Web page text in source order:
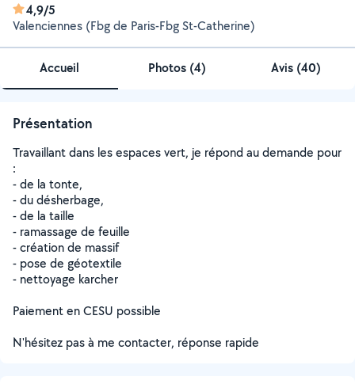
4,9/5
Valenciennes (Fbg de Paris-Fbg St-Catherine)
Accueil Photos (4) Avis (40)
Présentation
Travaillant dans les espaces vert, je répond au demande pour
:
- de la tonte,
- du désherbage,
- de la taille
- ramassage de feuille
- création de massif
- pose de géotextile
- nettoyage karcher
Paiement en CESU possible
N'hésitez pas à me contacter, réponse rapide